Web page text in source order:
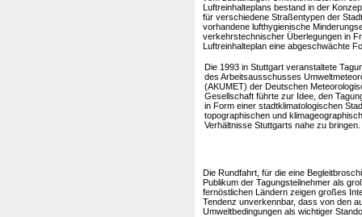
Luftreinhalteplans bestand in der
für verschiedene Straßentypen der
vorhandene lufthygienische
verkehrstechnischer Überlegungen in
Luftreinhalteplan eine abgeschwächte
Die 1993 in Stuttgart veranstaltete
des Arbeitsausschusses
(AKUMET) der Deutschen
Gesellschaft führte zur Idee, den
in Form einer stadtklimatologischen
topographischen und
Verhältnisse Stuttgarts nahe zu bringen.
Die Rundfahrt, für die eine
Publikum der Tagungsteilnehmer als
fernöstlichen Ländern zeigen großes
Tendenz unverkennbar, dass von den
Umweltbedingungen als wichtiger